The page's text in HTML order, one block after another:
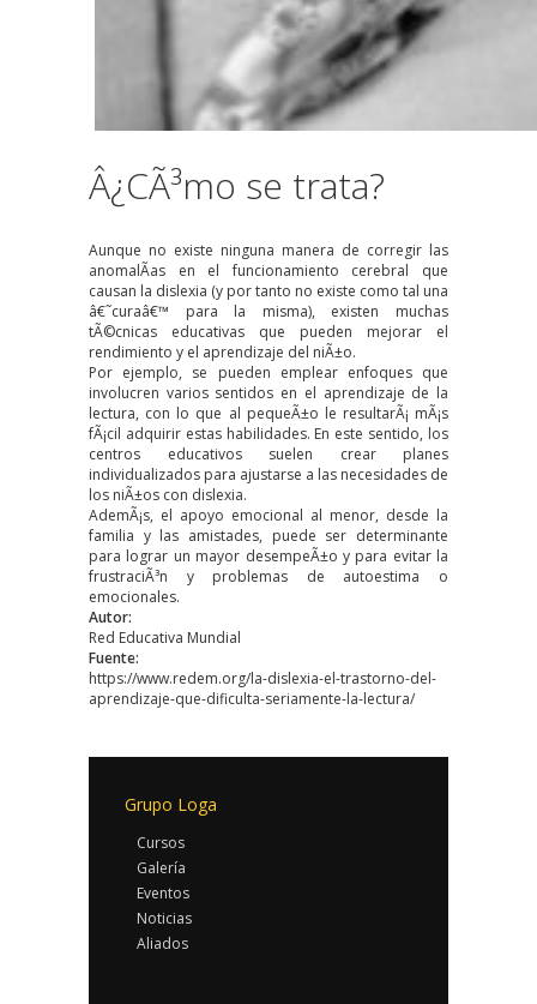
Â¿CÃ³mo se trata?
Aunque no existe ninguna manera de corregir las
anomalÃ­as en el funcionamiento cerebral que
causan la dislexia (y por tanto no existe como tal una
â€˜curaâ€™ para la misma), existen muchas
tÃ©cnicas educativas que pueden mejorar el
rendimiento y el aprendizaje del niÃ±o.
Por ejemplo, se pueden emplear enfoques que
involucren varios sentidos en el aprendizaje de la
lectura, con lo que al pequeÃ±o le resultarÃ¡ mÃ¡s
fÃ¡cil adquirir estas habilidades. En este sentido, los
centros educativos suelen crear planes
individualizados para ajustarse a las necesidades de
los niÃ±os con dislexia.
AdemÃ¡s, el apoyo emocional al menor, desde la
familia y las amistades, puede ser determinante
para lograr un mayor desempeÃ±o y para evitar la
frustraciÃ³n y problemas de autoestima o
emocionales.
Autor:
Red Educativa Mundial
Fuente:
https://www.redem.org/la-dislexia-el-trastorno-del-
aprendizaje-que-dificulta-seriamente-la-lectura/
Grupo Loga
Cursos
Galería
Eventos
Noticias
Aliados